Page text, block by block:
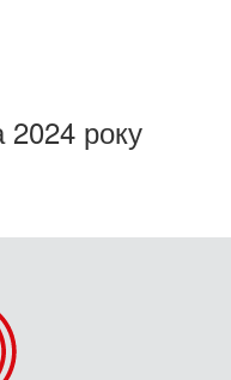
2024 року